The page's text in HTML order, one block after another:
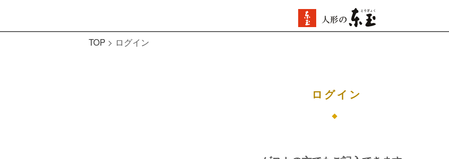
TOP ログイン
ログイン